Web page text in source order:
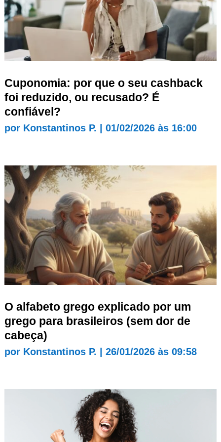
Cuponomia: por que o seu cashback
foi reduzido, ou recusado? É
confiável?
por Konstantinos P. 01/02/2026 às 16:00
O alfabeto grego explicado por um
grego para brasileiros (sem dor de
cabeça)
por Konstantinos P. 26/01/2026 às 09:58